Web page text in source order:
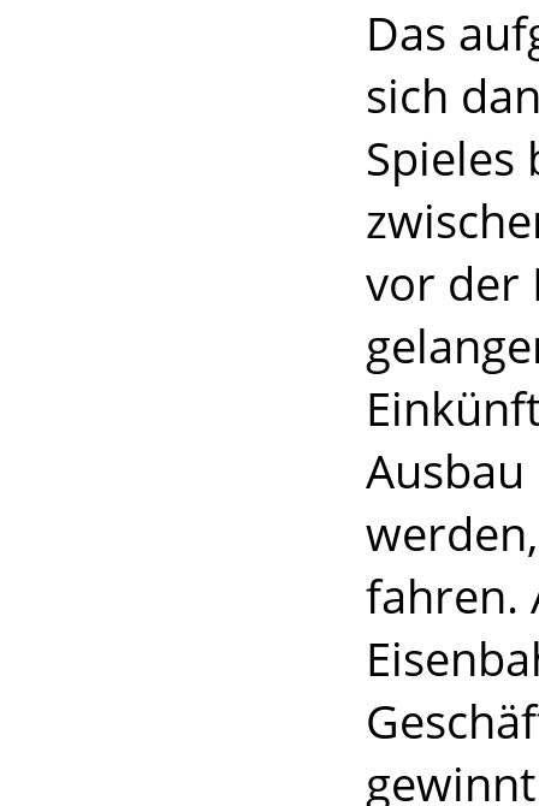
Das
sich
Spieles
vor der
fahren.